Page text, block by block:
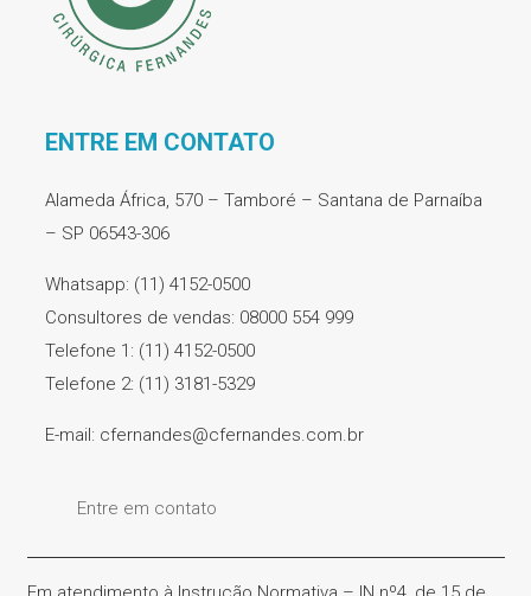
ENTRE EM CONTATO
Alameda África, 570 – Tamboré – Santana de Parnaíba
– SP 06543-306
Whatsapp: (11) 4152-0500
Consultores de vendas: 08000 554 999
Telefone 1: (11) 4152-0500
Telefone 2: (11) 3181-5329
E-mail: cfernandes@cfernandes.com.br
Entre em contato